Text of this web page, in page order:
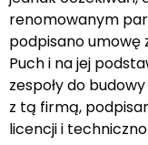
renomowanym
podpisano
Puch i na jej
zespoły do
z tą firmą,
licencji i